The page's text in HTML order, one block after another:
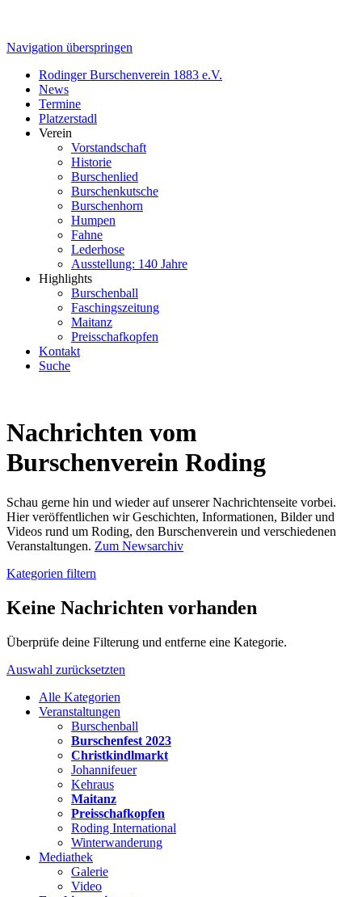
Navigation überspringen
Rodinger Burschenverein 1883 e.V.
News
Termine
Platzerstadl
Verein
Vorstandschaft
Historie
Burschenlied
Burschenkutsche
Burschenhorn
Humpen
Fahne
Lederhose
Ausstellung: 140 Jahre
Highlights
Burschenball
Faschingszeitung
Maitanz
Preisschafkopfen
Kontakt
Suche
Nachrichten vom
Burschenverein Roding
Schau gerne hin und wieder auf unserer Nachrichtenseite vorbei.
Hier veröffentlichen wir Geschichten, Informationen, Bilder und
Videos rund um Roding, den Burschenverein und verschiedenen
Veranstaltungen. Zum Newsarchiv
Kategorien filtern
Keine Nachrichten vorhanden
Überprüfe deine Filterung und entferne eine Kategorie.
Auswahl zurücksetzten
Alle Kategorien
Veranstaltungen
Burschenball
Burschenfest 2023
Christkindlmarkt
Johannifeuer
Kehraus
Maitanz
Preisschafkopfen
Roding International
Winterwanderung
Mediathek
Galerie
Video